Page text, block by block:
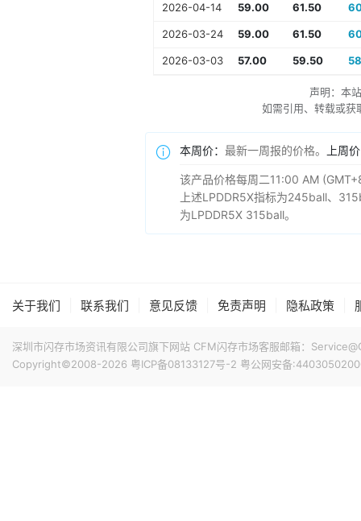
2026-04-14 59.00 61.50
2026-03-24 59.00 61.50
2026-03-03 57.00 59.50
声明：本
如需引用、转载或
本周价： 最新一周报的价格。 上周
该产品价格每周二11:00 AM
上述LPDDR5X指标为245ball、
为LPDDR5X 315ball。
关于我们 联系我们 意见反馈 免责声明 隐私政策
深圳市闪存市场资讯有限公司旗下网站 CFM闪存市场客服邮箱：
Copyright©2008-2026 粤ICP备08133127号-2 粤公网安备